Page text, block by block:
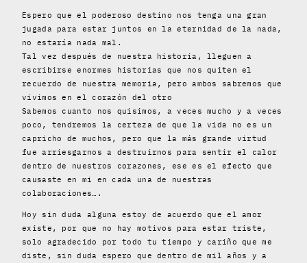
Espero que el poderoso destino nos tenga una gran
jugada para estar juntos en la eternidad de la nada,
no estaría nada mal.
Tal vez después de nuestra historia, lleguen a
escribirse enormes historias que nos quiten el
recuerdo de nuestra memoria, pero ambos sabremos que
vivimos en el corazón del otro
Sabemos cuanto nos quisimos, a veces mucho y a veces
poco, tendremos la certeza de que la vida no es un
capricho de muchos, pero que la más grande virtud
fue arriesgarnos a destruirnos para sentir el calor
dentro de nuestros corazones, ese es el efecto que
causaste en mi en cada una de nuestras
colaboraciones….
Hoy sin duda alguna estoy de acuerdo que el amor
existe, por que no hay motivos para estar triste,
solo agradecido por todo tu tiempo y cariño que me
diste, sin duda espero que dentro de mil años y a